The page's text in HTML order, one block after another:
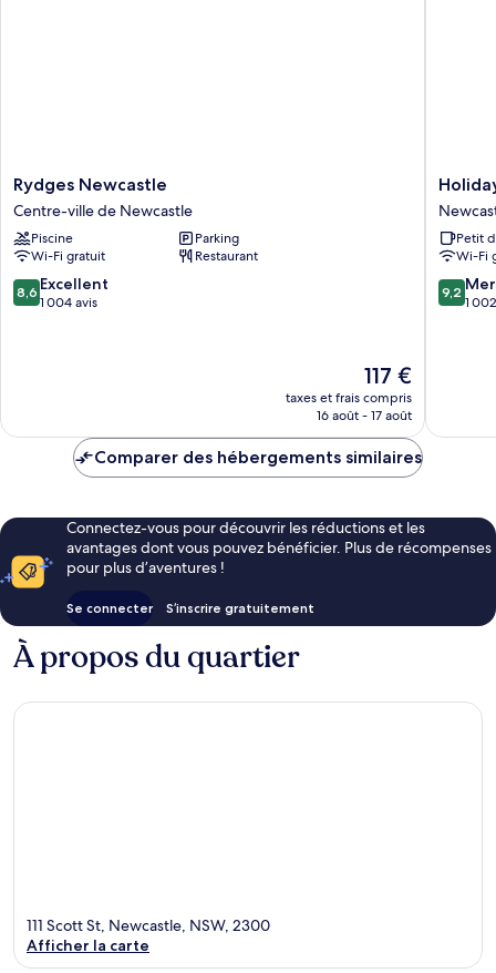
Rydges
Newcastle
Centre-
ville
de
Newcastle
Rydges Newcastle
Centre-ville de Newcastle
Piscine
Parking
Wi-Fi gratuit
Restaurant
8.6
sur
8,6 Excellent
1 004 avis
Le
nouveau
prix
de
117 €
taxes et frais compris
16 août - 17 août
Holiday
Inn
Express
by
IHG
Petit
Wi-Fi
9.2
sur
9,2
1
Comparer des hébergements similaires
Connectez-vous pour découvrir les réductions et les
avantages dont vous pouvez bénéficier. Plus de récompenses
pour plus d’aventures !
Se connecter S’inscrire gratuitement
À propos du quartier
111 Scott St, Newcastle, NSW, 2300
Afficher la carte